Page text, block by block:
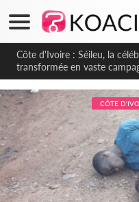
Côte d'Ivoire : Séileu, la
transformée en vaste
dépigmentants dangereux
CÔTE